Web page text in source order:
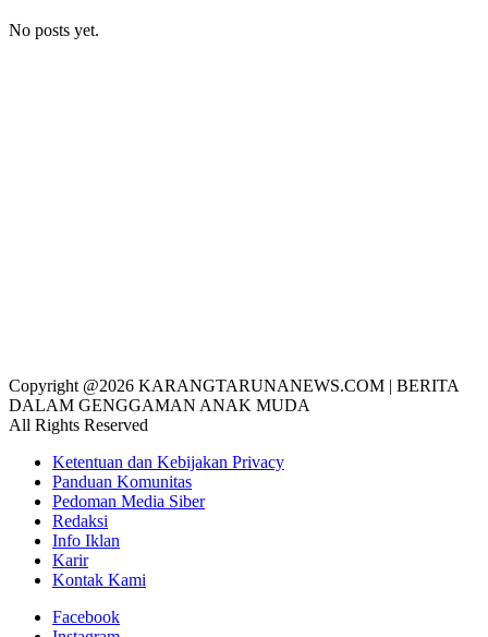
No posts yet.
Copyright @2026 KARANGTARUNANEWS.COM | BERITA
DALAM GENGGAMAN ANAK MUDA
All Rights Reserved
Ketentuan dan Kebijakan Privacy
Panduan Komunitas
Pedoman Media Siber
Redaksi
Info Iklan
Karir
Kontak Kami
Facebook